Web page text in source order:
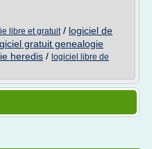
libre et gratuit/ logiciel de
gratuit genealogie
heredis / logiciel libre de